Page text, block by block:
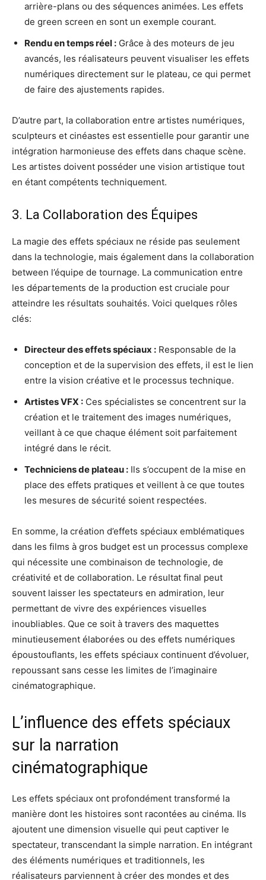
arrière-plans ou des séquences animées. Les effets
de green screen en sont un exemple courant.
Rendu en temps réel : Grâce à des moteurs de jeu
avancés, les réalisateurs peuvent visualiser les effets
numériques directement sur le plateau, ce qui permet
de faire des ajustements rapides.
D’autre part, la collaboration entre artistes numériques,
sculpteurs et cinéastes est essentielle pour garantir une
intégration harmonieuse des effets dans chaque scène.
Les artistes doivent posséder une vision artistique tout
en étant compétents techniquement.
3. La Collaboration des Équipes
La magie des effets spéciaux ne réside pas seulement
dans la technologie, mais également dans la collaboration
between l’équipe de tournage. La communication entre
les départements de la production est cruciale pour
atteindre les résultats souhaités. Voici quelques rôles
clés:
Directeur des effets spéciaux : Responsable de la
conception et de la supervision des effets, il est le lien
entre la vision créative et le processus technique.
Artistes VFX : Ces spécialistes se concentrent sur la
création et le traitement des images numériques,
veillant à ce que chaque élément soit parfaitement
intégré dans le récit.
Techniciens de plateau : Ils s’occupent de la mise en
place des effets pratiques et veillent à ce que toutes
les mesures de sécurité soient respectées.
En somme, la création d’effets spéciaux emblématiques
dans les films à gros budget est un processus complexe
qui nécessite une combinaison de technologie, de
créativité et de collaboration. Le résultat final peut
souvent laisser les spectateurs en admiration, leur
permettant de vivre des expériences visuelles
inoubliables. Que ce soit à travers des maquettes
minutieusement élaborées ou des effets numériques
époustouflants, les effets spéciaux continuent d’évoluer,
repoussant sans cesse les limites de l’imaginaire
cinématographique.
L’influence des effets spéciaux
sur la narration
cinématographique
Les effets spéciaux ont profondément transformé la
manière dont les histoires sont racontées au cinéma. Ils
ajoutent une dimension visuelle qui peut captiver le
spectateur, transcendant la simple narration. En intégrant
des éléments numériques et traditionnels, les
réalisateurs parviennent à créer des mondes et des